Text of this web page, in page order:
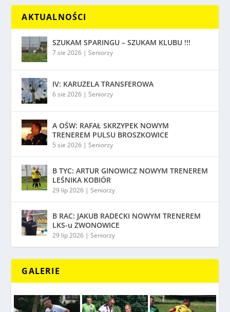
AKTUALNOŚCI
SZUKAM SPARINGU – SZUKAM KLUBU !!!
7 sie 2026 |Seniorzy
IV: KARUZELA TRANSFEROWA
6 sie 2026 |Seniorzy
A OŚW: RAFAŁ SKRZYPEK NOWYM
TRENEREM PULSU BROSZKOWICE
5 sie 2026 |Seniorzy
B TYC: ARTUR GINOWICZ NOWYM TRENEREM
LEŚNIKA KOBIÓR
29 lip 2026 |Seniorzy
B RAC: JAKUB RADECKI NOWYM TRENEREM
LKS-u ZWONOWICE
29 lip 2026 |Seniorzy
GALERIE